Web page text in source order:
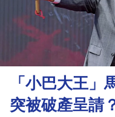
資
市
理
財
商
「小巴大王」
突被破產呈請